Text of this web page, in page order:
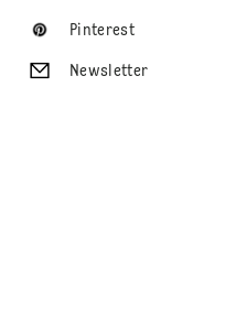
Pinterest
Newsletter